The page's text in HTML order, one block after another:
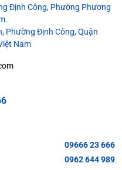
Định Công, Phường Phương
Phường Định Công, Quận
Nam
09666 23 666
0962 644 989